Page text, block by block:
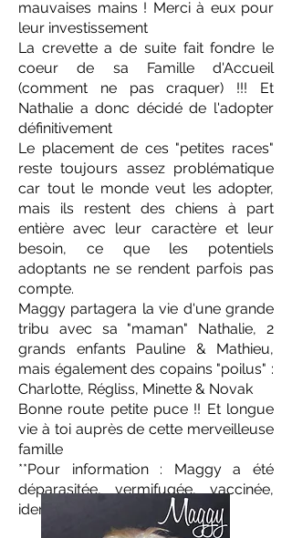
mauvaises mains ! Merci à eux pour
leur investissement
La crevette a de suite fait fondre le
coeur de sa Famille d'Accueil
(comment ne pas craquer) !!! Et
Nathalie a donc décidé de l'adopter
définitivement
Le placement de ces "petites races"
reste toujours assez problématique
car tout le monde veut les adopter,
mais ils restent des chiens à part
entière avec leur caractère et leur
besoin, ce que les potentiels
adoptants ne se rendent parfois pas
compte.
Maggy partagera la vie d'une grande
tribu avec sa "maman" Nathalie, 2
grands enfants Pauline & Mathieu,
mais également des copains "poilus" :
Charlotte, Régliss, Minette & Novak
Bonne route petite puce !! Et longue
vie à toi auprès de cette merveilleuse
famille
**Pour information : Maggy a été
déparasitée, vermifugée, vaccinée,
identifiée et stérilisée**